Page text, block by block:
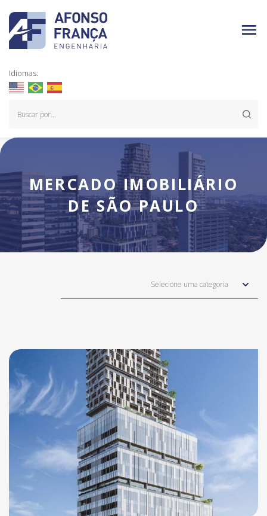
Idiomas:
MERCADO IMOBILIÁRIO
DE SÃO PAULO
Selecione uma categoria